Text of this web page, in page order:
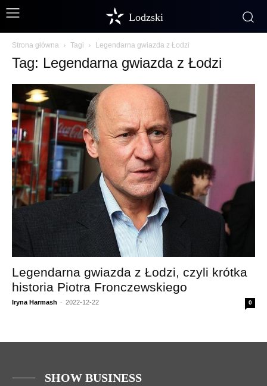
Lodzski
Strona główna Tagi Legendarna gwiazda z Łodzi
Tag: Legendarna gwiazda z Łodzi
Legendarna gwiazda z Łodzi, czyli krótka
historia Piotra Fronczewskiego
Iryna Harmash - 2022-12-22 0
SHOW BUSINESS